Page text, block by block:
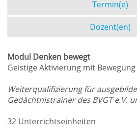
Termin(e)
Dozent(en)
Modul Denken bewegt
Geistige Aktivierung mit
Weiterqualifizierung für
Gedächtnistrainer des BVGT e.V.
32 Unterrichtseinheiten